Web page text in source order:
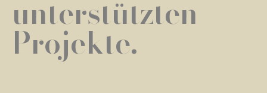
unterstützten
Projekte.